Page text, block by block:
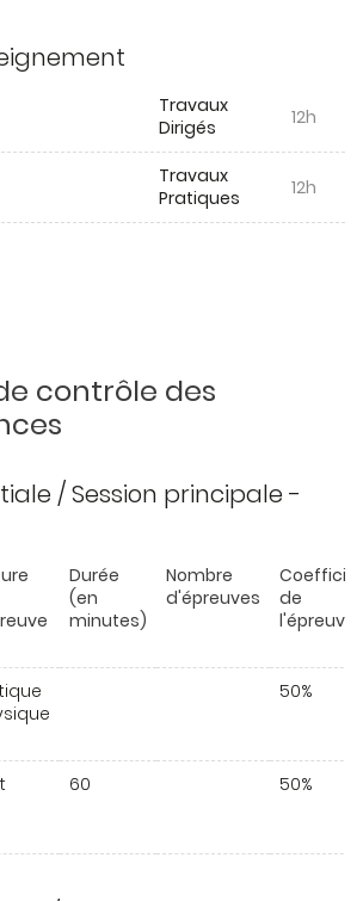
Travaux
Dirigés
12h
Travaux
Pratiques
12h
contrôle des
/ Session principale -
Durée
(en
minutes)
Nombre
d'épreuves
de
l'épreuve
50%
60 50%